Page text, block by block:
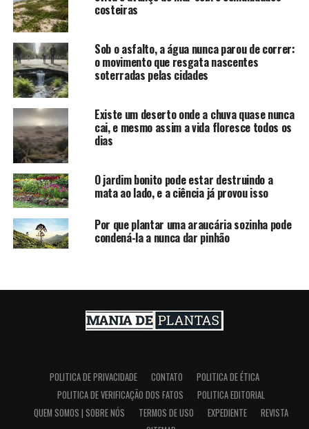
costeiras
Sob o asfalto, a água nunca parou de correr:
o movimento que resgata nascentes
soterradas pelas cidades
Existe um deserto onde a chuva quase nunca
cai, e mesmo assim a vida floresce todos os
dias
O jardim bonito pode estar destruindo a
mata ao lado, e a ciência já provou isso
Por que plantar uma araucária sozinha pode
condená-la a nunca dar pinhão
POLITICA DE PRIVACIDADE CONTATO
POLITICA DE ÉTICA
POLITICA DE VERIFICAÇÃO DOS FATOS
POLITICA EDITORIAL
QUEM SOMOS | SOBRE NÓS
TERMOS DE USO EXPEDIENTE
REVISTA